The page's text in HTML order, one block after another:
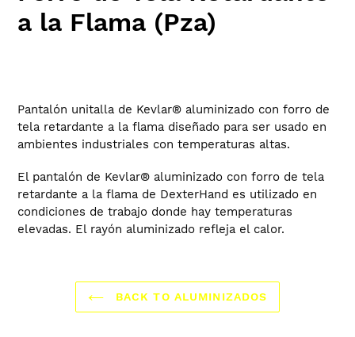
a la Flama (Pza)
product
to
your
Pantalón unitalla de Kevlar® aluminizado con forro de
tela retardante a la flama diseñado para ser usado en
ambientes industriales con temperaturas altas.
El pantalón de Kevlar® aluminizado con forro de tela
retardante a la flama de DexterHand es utilizado en
condiciones de trabajo donde hay temperaturas
elevadas. El rayón aluminizado refleja el calor.
BACK TO ALUMINIZADOS